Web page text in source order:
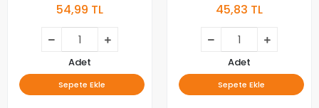
54,99 TL
Adet
Sepete Ekle
45,83 TL
Adet
Sepete Ekle